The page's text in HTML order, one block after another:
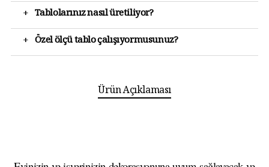
+ Tablolarınız nasıl üretiliyor?
+ Özel ölçü tablo çalışıyormusunuz?
Ürün Açıklaması